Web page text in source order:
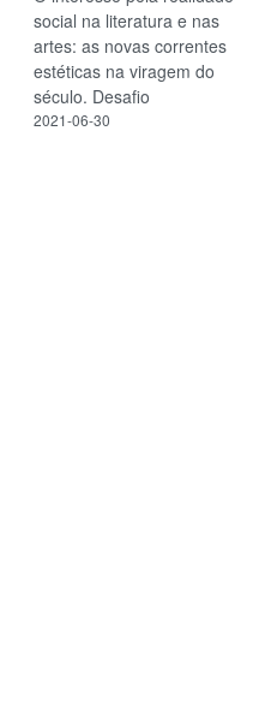
social na literatura e nas
artes: as novas correntes
estéticas na viragem do
século. Desafio
2021-06-30